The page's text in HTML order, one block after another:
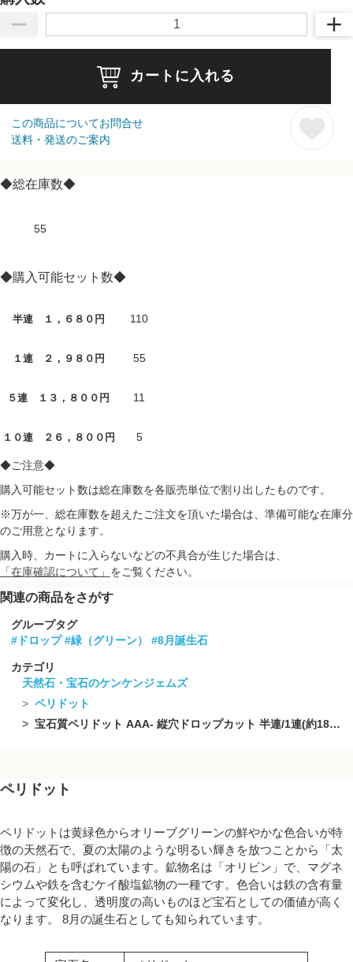
カートに入れる
この商品についてお問合せ
送料・発送のご案内
◆総在庫数◆
55
◆購入可能セット数◆
半連 １，６８０円 110
１連 ２，９８０円 55
５連 １３，８００円 11
１０連 ２６，８００円 5
◆ご注意◆
購入可能セット数は総在庫数を各販売単位で割り出したものです。
※万が一、総在庫数を超えたご注文を頂いた場合は、準備可能な在庫分
のご用意となります。
購入時、カートに入らないなどの不具合が生じた場合は、
「在庫確認について」 をご覧ください。
関連の商品をさがす
グループタグ
#ドロップ #緑（グリーン） #8月誕生石
カテゴリ
天然石・宝石のケンケンジェムズ
ペリドット
宝石質ペリドット AAA- 縦穴ドロップカット 半連/1連(約18cm)
ペリドット
ペリドットは黄緑色からオリーブグリーンの鮮やかな色合いが特
徴の天然石で、夏の太陽のような明るい輝きを放つことから「太
陽の石」とも呼ばれています。鉱物名は「オリビン」で、マグネ
シウムや鉄を含むケイ酸塩鉱物の一種です。色合いは鉄の含有量
によって変化し、透明度の高いものほど宝石としての価値が高く
なります。 8月の誕生石としても知られています。